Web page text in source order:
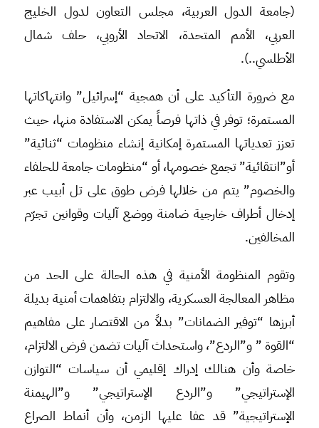
(جامعة الدول العربية، مجلس التعاون لدول الخليج
العربي، الأمم المتحدة، الاتحاد الأروبي، حلف شمال
الأطلسي..).
مع ضرورة التأكيد على أن همجية “إسرائيل” وانتهاكاتها
المستمرة؛ توفر في ذاتها فرصاً يمكن الاستفادة منها، حيث
تعزز تعدياتها المستمرة إمكانية إنشاء منظومات “ثنائية”
أو”انتقائية” تجمع خصومها، أو “منظومات جامعة للحلفاء
والخصوم” يتم من خلالها فرض طوق على تل أبيب عبر
إدخال أطراف خارجية ضامنة ووضع آليات وقوانين تجرّم
المخالفين.
وتقوم المنظومة الأمنية في هذه الحالة على الحد من
مظاهر المعالجة العسكرية، والالتزام بتفاهمات أمنية بديلة
أبرزها “توفير الضمانات” بدلاً من الاقتصار على مفاهيم
“القوة ” و”الردع”، واستحداث آليات تضمن فرض الالتزام،
خاصة وأن هنالك إدراك إقليمي أن سياسات “التوازن
الإستراتيجي” و”الردع الإستراتيجي” و”الهيمنة
الإستراتيجية” قد عفا عليها الزمن، وأن أنماط الصراع